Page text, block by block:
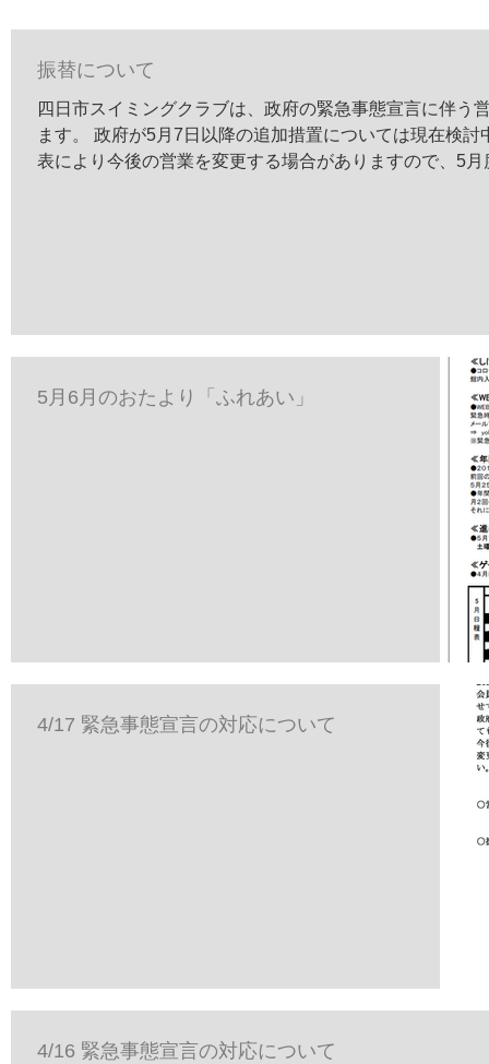
振替について
四日市スイミングクラブは、政府の緊急事態宣言に伴う
ます。 政府が5月7日以降の追加措置については現在検討中で、近々発表があるようです。 政府の発
表により今後の営業を変更する場合がありますので、5
5月6月のおたより「ふれあい」
4/17 緊急事態宣言の対応について
4/16 緊急事態宣言の対応について